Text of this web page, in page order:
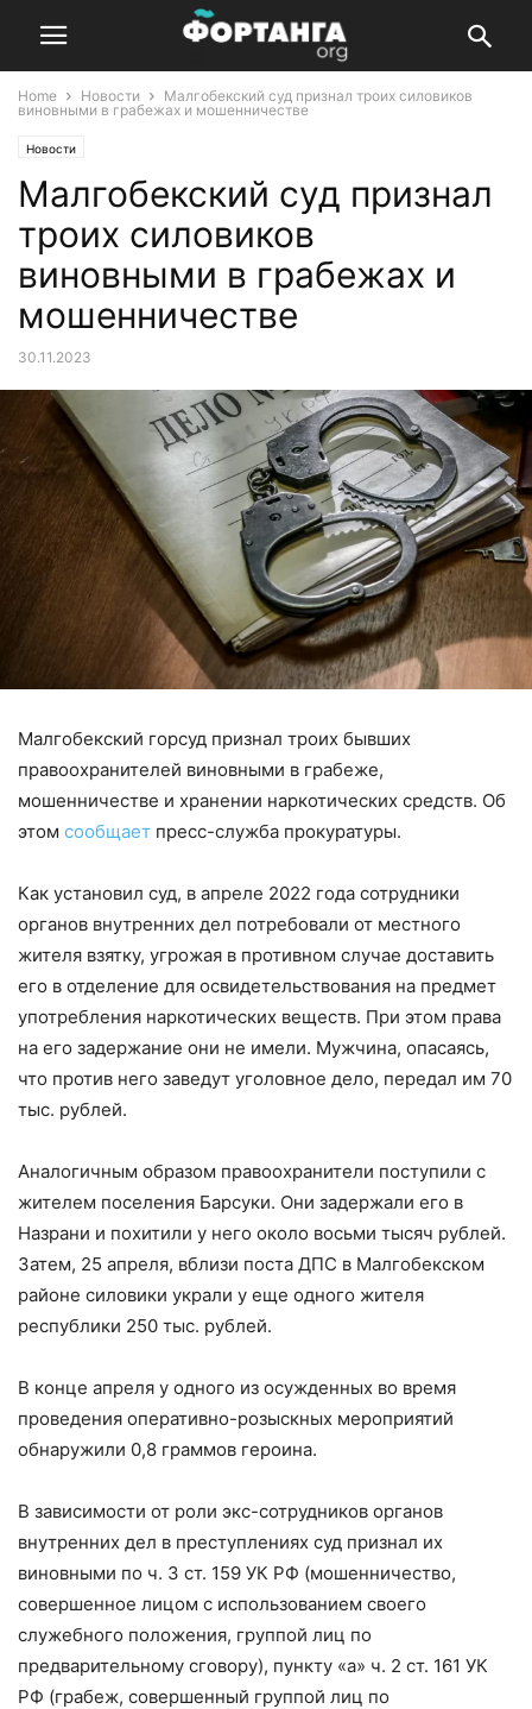
Home Новости
Малгобекский суд признал троих силовиков
виновными в грабежах и мошенничестве
Новости
Малгобекский суд признал
троих силовиков
виновными в грабежах и
мошенничестве
30.11.2023
Малгобекский горсуд признал троих бывших
правоохранителей виновными в грабеже,
мошенничестве и хранении наркотических средств. Об
этом сообщает пресс-служба прокуратуры.
Как установил суд, в апреле 2022 года сотрудники
органов внутренних дел потребовали от местного
жителя взятку, угрожая в противном случае доставить
его в отделение для освидетельствования на предмет
употребления наркотических веществ. При этом права
на его задержание они не имели. Мужчина, опасаясь,
что против него заведут уголовное дело, передал им 70
тыс. рублей.
Аналогичным образом правоохранители поступили с
жителем поселения Барсуки. Они задержали его в
Назрани и похитили у него около восьми тысяч рублей.
Затем, 25 апреля, вблизи поста ДПС в Малгобекском
районе силовики украли у еще одного жителя
республики 250 тыс. рублей.
В конце апреля у одного из осужденных во время
проведения оперативно-розыскных мероприятий
обнаружили 0,8 граммов героина.
В зависимости от роли экс-сотрудников органов
внутренних дел в преступлениях суд признал их
виновными по ч. 3 ст. 159 УК РФ (мошенничество,
совершенное лицом с использованием своего
служебного положения, группой лиц по
предварительному сговору), пункту «а» ч. 2 ст. 161 УК
РФ (грабеж, совершенный группой лиц по